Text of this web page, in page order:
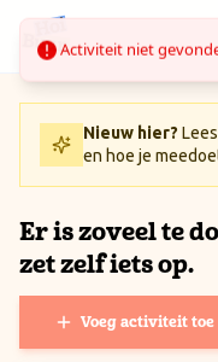
Ga naar inhoud / Skip to
Nieuw hier?
en hoe je
Er is zoveel te
zet zelf iets op.
Voeg activiteit toe
Activiteit niet